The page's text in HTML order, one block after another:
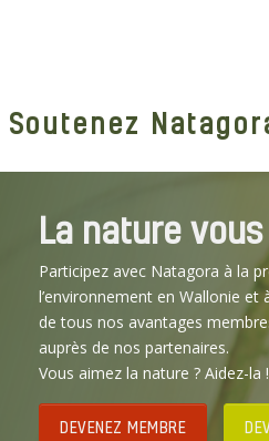
Soutenez
La nature
Participez avec Natagora à la
l’environnement en Wallonie et
de tous nos avantages
auprès de nos partenaires.
Vous aimez la nature ? Aidez-la !
DEVENEZ MEMBRE